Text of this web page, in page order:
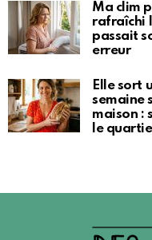
Ma clim
rafraîchi
passait
erreur
Elle sort
semaine
maison :
le